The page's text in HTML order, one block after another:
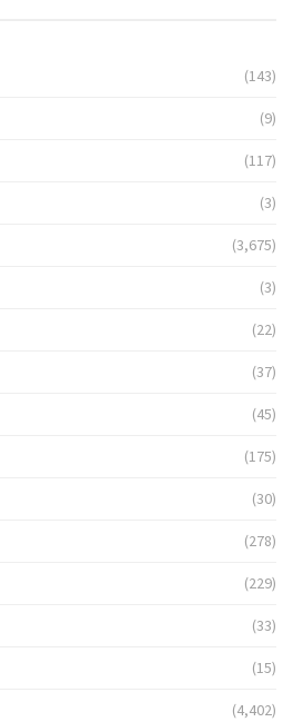
(143)
(9)
(117)
(3)
(3,675)
(3)
(22)
(37)
(45)
(175)
(30)
(278)
(229)
(33)
(15)
(4,402)